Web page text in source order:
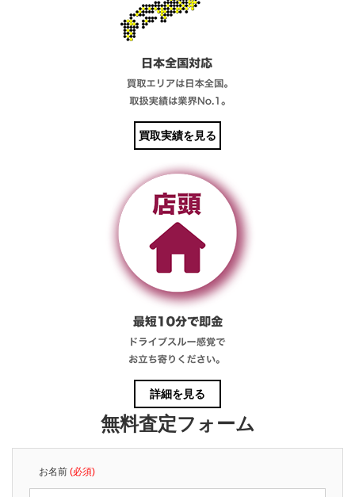
買取実績を見る
詳細を見る
無料査定フォーム
お名前 (必須)